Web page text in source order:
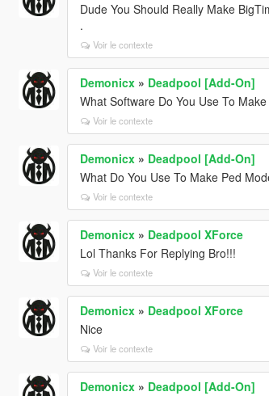
Dude You Should Really Make
.
Voir le contexte
Demonicx» Deadpool [Add-On]
What Software Do You Use To
Voir le contexte
Demonicx» Deadpool [Add-On]
What Do You Use To Make Ped
Voir le contexte
Demonicx» Deadpool XForce
Lol Thanks For Replying Bro!!!
Voir le contexte
Demonicx» Deadpool XForce
Nice
Voir le contexte
Demonicx» Deadpool [Add-On]